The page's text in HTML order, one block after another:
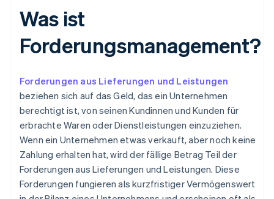
Was ist
Forderungsmanagement?
Forderungen aus Lieferungen und Leistungen
beziehen sich auf das Geld, das ein Unternehmen
berechtigt ist, von seinen Kundinnen und Kunden für
erbrachte Waren oder Dienstleistungen einzuziehen.
Wenn ein Unternehmen etwas verkauft, aber noch keine
Zahlung erhalten hat, wird der fällige Betrag Teil der
Forderungen aus Lieferungen und Leistungen. Diese
Forderungen fungieren als kurzfristiger Vermögenswert